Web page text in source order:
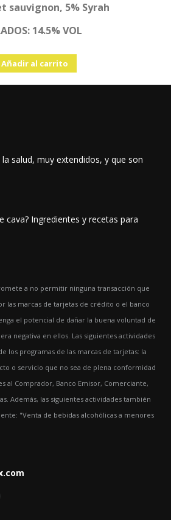
sauvignon, 5% Syrah
14.5% VOL
Añadir al carrito
salud, muy extendidos, y que son
cava? Ingredientes y recetas para
a no permitir ninguna transacción que
las marcas de tarjetas de crédito o el banco
el potencial de dañar la buena voluntad de
negativa en ellos. Las siguientes actividades
los programas de las marcas de tarjetas: la
o servicio que no sea de plena conformidad
al Comprador, Banco Emisor, Comerciante,
Además, las siguientes actividades también
"Venta de bebidas alcohólicas a menores